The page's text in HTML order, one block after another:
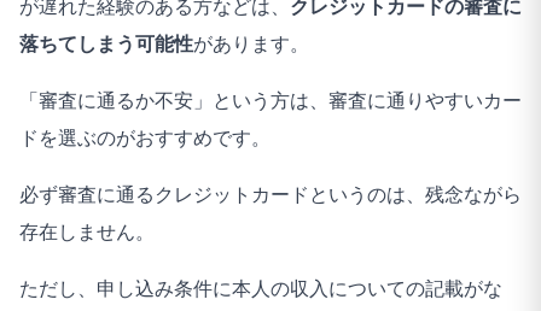
が遅れた経験のある方などは、 クレジットカードの審査に
落ちてしまう可能性があります。
「審査に通るか不安」という方は、審査に通りやすいカー
ドを選ぶのがおすすめです。
必ず審査に通るクレジットカードというのは、残念ながら
存在しません。
ただし、申し込み条件に本人の収入についての記載がな